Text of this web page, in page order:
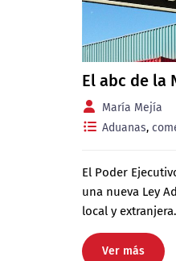
El abc de la
María Mejía
Aduanas,
El Poder
una nueva Ley
local y
Ver más